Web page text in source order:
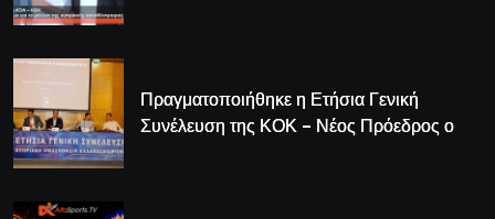
Πραγματοποιήθηκε η Ετήσια Γενική
Συνέλευση της ΚΟΚ – Νέος Πρόεδρος ο